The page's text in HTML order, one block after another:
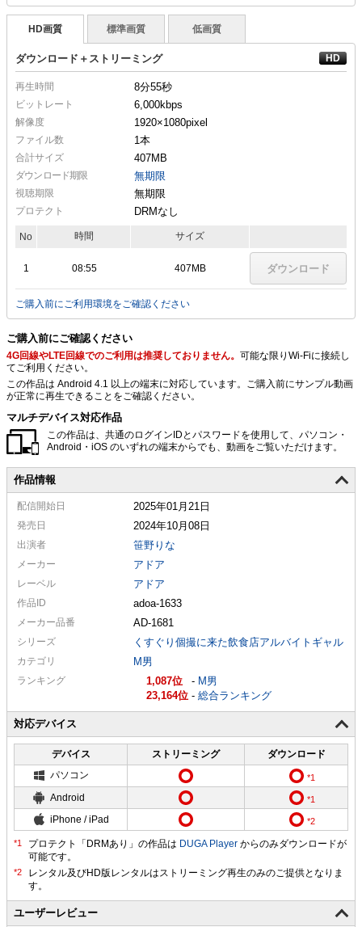
HD画質 標準画質 低画質
ダウンロード＋ストリーミング
再生時間 8分55秒
ビットレート 6,000kbps
解像度 1920×1080pixel
ファイル数 1本
合計サイズ 407MB
ダウンロード期限 無期限
視聴期限 無期限
プロテクト DRMなし
No 時間 サイズ
1 08:55 407MB ダウンロード
ご購入前にご利用環境をご確認ください
ご購入前にご確認ください
4G回線やLTE回線でのご利用は推奨しておりません。 可能な限りWi-Fiに接続し
てご利用ください。
この作品は Android 4.1 以上の端末に対応しています。ご購入前にサンプル動画
が正常に再生できることをご確認ください。
マルチデバイス対応作品
この作品は、共通のログインIDとパスワードを使用して、パソコン・
Android・iOS のいずれの端末からでも、動画をご覧いただけます。
作品情報
配信開始日 2025年01月21日
発売日 2024年10月08日
出演者 笹野りな
メーカー アドア
レーベル アドア
作品ID adoa-1633
メーカー品番 AD-1681
シリーズ くすぐり個撮に来た飲食店アルバイトギャル
カテゴリ M男
ランキング 1,087 - M男
23,164
- 総合ランキング
対応デバイス
デバイス ストリーミング
ダウンロード
パソコン
Android
iPhone / iPad
プロテクト「DRMあり」の作品は DUGA Player からのみダウンロードが
可能です。
ユーザーレビュー